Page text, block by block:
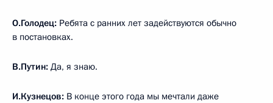
О.Голодец: Ребята с ранних лет задействуются обычно
в постановках.
В.Путин: Да, я знаю.
И.Кузнецов: В конце этого года мы мечтали даже